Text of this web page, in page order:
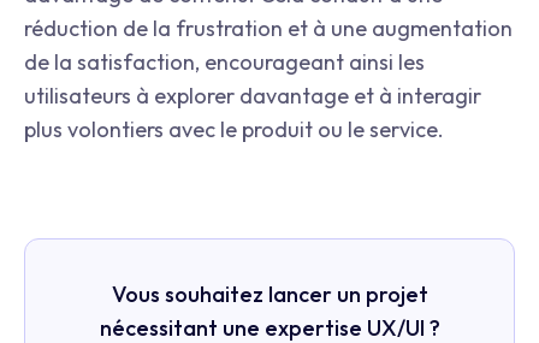
réduction de la frustration et à une augmentation
de la satisfaction, encourageant ainsi les
utilisateurs à explorer davantage et à interagir
plus volontiers avec le produit ou le service.
Vous souhaitez lancer un projet
nécessitant une expertise UX/UI ?